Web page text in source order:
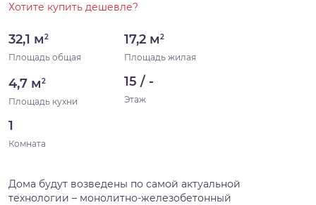
Хотите купить дешевле?
32,1 м2
Площадь общая
17,2 м2
Площадь жилая
4,7 м2
Площадь кухни
15 / -
Этаж
1
Комната
Дома будут возведены по самой актуальной
технологии – монолитно-железобетонный